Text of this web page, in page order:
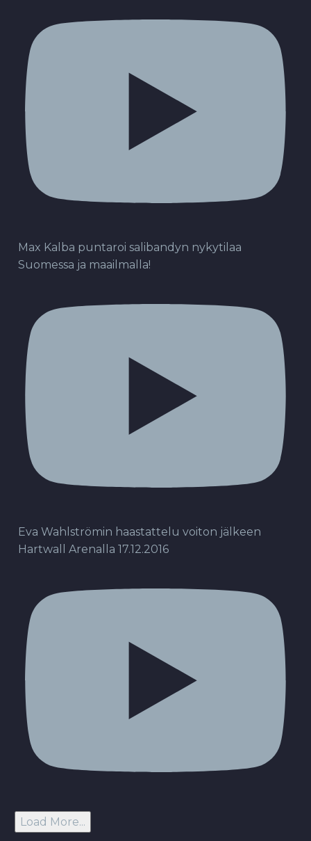
Max Kalba puntaroi salibandyn nykytilaa
Suomessa ja maailmalla!
Eva Wahlströmin haastattelu voiton jälkeen
Hartwall Arenalla 17.12.2016
Load More...